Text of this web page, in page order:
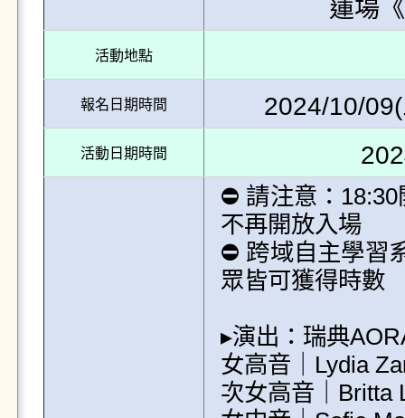
蓮場
活動地點
報名日期時間 2024/10/
活動日期時間
⛔ 請注意：
不再開放入場
⛔ 跨域自主學習
眾皆可獲得時數
▸演出：瑞典
女高音｜Lydia
次女高音｜Britta